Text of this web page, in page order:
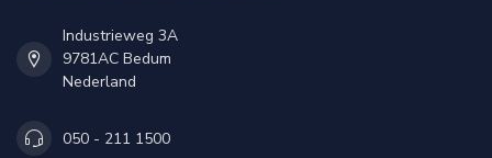
Industrieweg 3A
9781AC Bedum
Nederland
050 - 211 1500